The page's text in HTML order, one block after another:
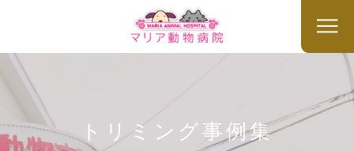
トリミング事例集